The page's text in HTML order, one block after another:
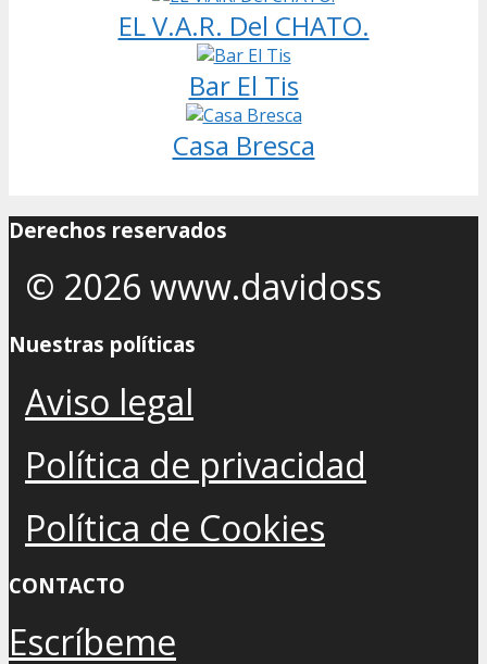
EL V.A.R. Del CHATO.
Bar El Tis
Casa Bresca
Derechos reservados
© 2026 www.davidoss
Nuestras políticas
Aviso legal
Política de privacidad
Política de Cookies
CONTACTO
Escríbeme